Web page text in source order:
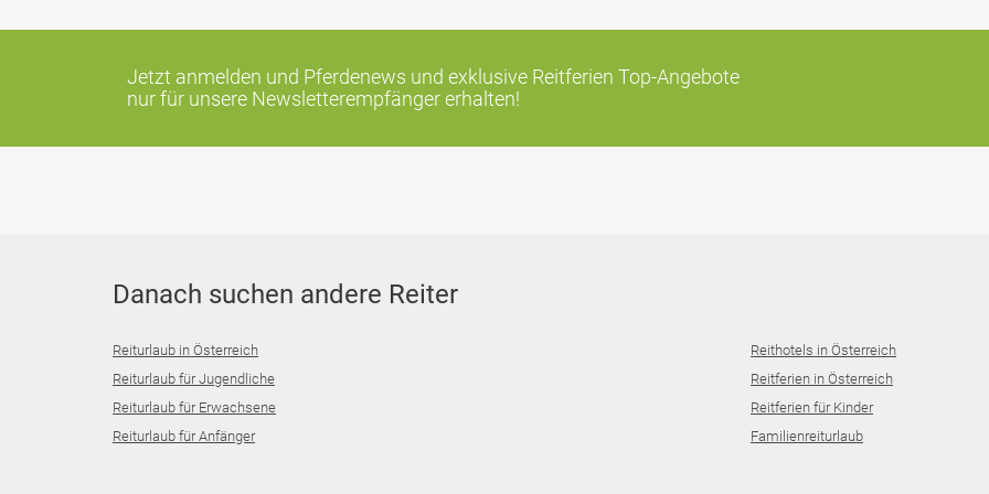
Jetzt anmelden und Pferdenews und exklusive Reitferien Top-Angebote
nur für unsere Newsletterempfänger erhalten!
Danach suchen andere Reiter
Reiturlaub in Österreich
Reiturlaub für Jugendliche
Reiturlaub für Erwachsene
Reiturlaub für Anfänger
Reithotels in Österreich
Reitferien in Österreich
Reitferien für Kinder
Familienreiturlaub